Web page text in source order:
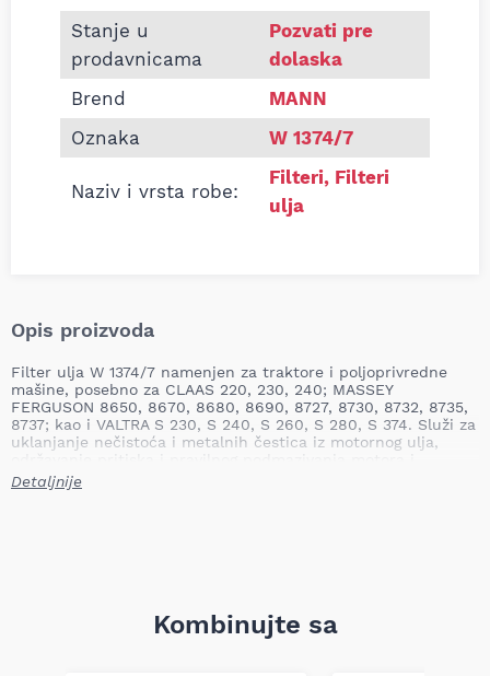
Informacije o Filter ulja MANN W1374/7 Claas
Stanje u
prodavnicama
Pozvati pre
dolaska
Brend
MANN
Oznaka
W 1374/7
Naziv i vrsta robe:
Filteri, Filteri
ulja
Opis proizvoda
Filter ulja W 1374/7 namenjen za traktore i poljoprivredne
mašine, posebno za CLAAS 220, 230, 240; MASSEY
FERGUSON 8650, 8670, 8680, 8690, 8727, 8730, 8732, 8735,
8737; kao i VALTRA S 230, S 240, S 260, S 280, S 374. Služi za
uklanjanje nečistoća i metalnih čestica iz motornog ulja,
agregata. Redovna zamena sprečava ubrzano habanje,
povećano trenje, začepljenje kanala i potencijalne skupe
Spoljni prečnik zaptivke: 111,0 mm
Unutrašnji prečnik zaptivke: 100,0 mm
Detaljnije
Kombinujte sa